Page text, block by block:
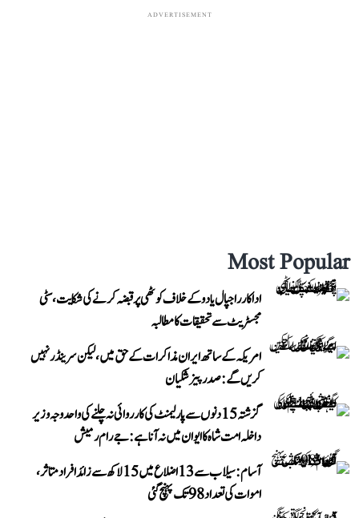
ADVERTISEMENT
Most Popular
اداکار راجپال یادو کے خلاف کوٹھی پر قبضہ کرنے کی شکایت، سٹی
مجسٹریٹ سے تحقیقات کا مطالبہ
امریکہ کے ساتھ ایران مذاکرات کے حق میں، لیکن سرینڈر نہیں
کریں گے: صدر پیزشکیان
گزشتہ 15 دنوں سے پارلیمنٹ کی کارروائی نہ چلنے کی واحد وجہ وزیر
داخلہ امت شاہ کا ایوان میں نہ آنا ہے: جے رام رمیش
آسام: سیلاب سے 13 اضلاع میں 15 لاکھ سے زائد افراد متاثر،
اموات کی تعداد 98 تک پہنچ گئی